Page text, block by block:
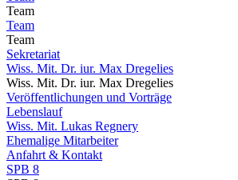
Team
Team
Team
Sekretariat
Wiss. Mit. Dr. iur. Max Dregelies
Wiss. Mit. Dr. iur. Max Dregelies
Veröffentlichungen und Vorträge
Lebenslauf
Wiss. Mit. Lukas Regnery
Ehemalige Mitarbeiter
Anfahrt & Kontakt
SPB 8